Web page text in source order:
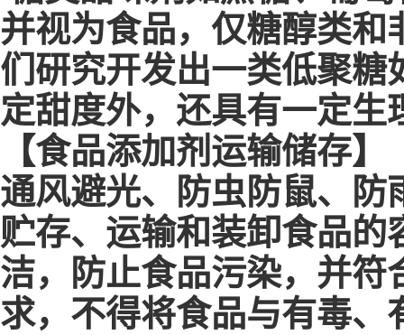
并视为食品，仅糖醇类
们研究开发出一类低聚糖
定甜度外，还具有一定
【食品添加剂运输储存】
通风避光、防虫防鼠、防
贮存、运输和装卸食品
洁，防止食品污染，并符
求，不得将食品与有毒、